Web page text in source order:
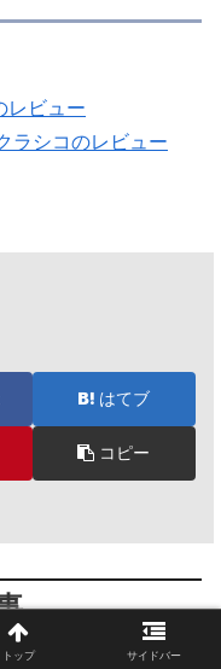
レビュー
ラシコのレビュー
はてブ
コピー
トップ サイドバー